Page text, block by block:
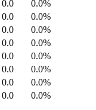
0.0
0.0%
0.0
0.0%
0.0
0.0%
0.0
0.0%
0.0
0.0%
0.0
0.0%
0.0
0.0%
0.0
0.0%